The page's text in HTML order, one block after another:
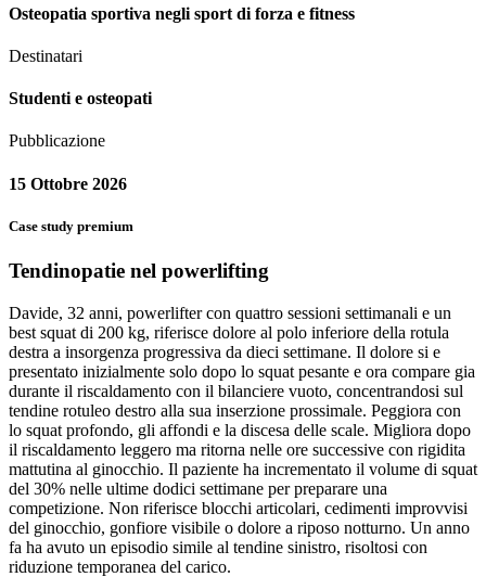
Osteopatia sportiva negli sport di forza e fitness
Destinatari
Studenti e osteopati
Pubblicazione
15 Ottobre 2026
Case study premium
Tendinopatie nel powerlifting
Davide, 32 anni, powerlifter con quattro sessioni settimanali e un
best squat di 200 kg, riferisce dolore al polo inferiore della rotula
destra a insorgenza progressiva da dieci settimane. Il dolore si e
presentato inizialmente solo dopo lo squat pesante e ora compare gia
durante il riscaldamento con il bilanciere vuoto, concentrandosi sul
tendine rotuleo destro alla sua inserzione prossimale. Peggiora con
lo squat profondo, gli affondi e la discesa delle scale. Migliora dopo
il riscaldamento leggero ma ritorna nelle ore successive con rigidita
mattutina al ginocchio. Il paziente ha incrementato il volume di squat
del 30% nelle ultime dodici settimane per preparare una
competizione. Non riferisce blocchi articolari, cedimenti improvvisi
del ginocchio, gonfiore visibile o dolore a riposo notturno. Un anno
fa ha avuto un episodio simile al tendine sinistro, risoltosi con
riduzione temporanea del carico.